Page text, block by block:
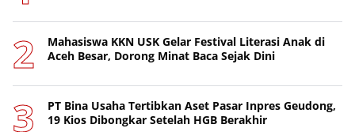
Mahasiswa KKN USK Gelar Festival Literasi Anak di
Aceh Besar, Dorong Minat Baca Sejak Dini
PT Bina Usaha Tertibkan Aset Pasar Inpres Geudong,
19 Kios Dibongkar Setelah HGB Berakhir